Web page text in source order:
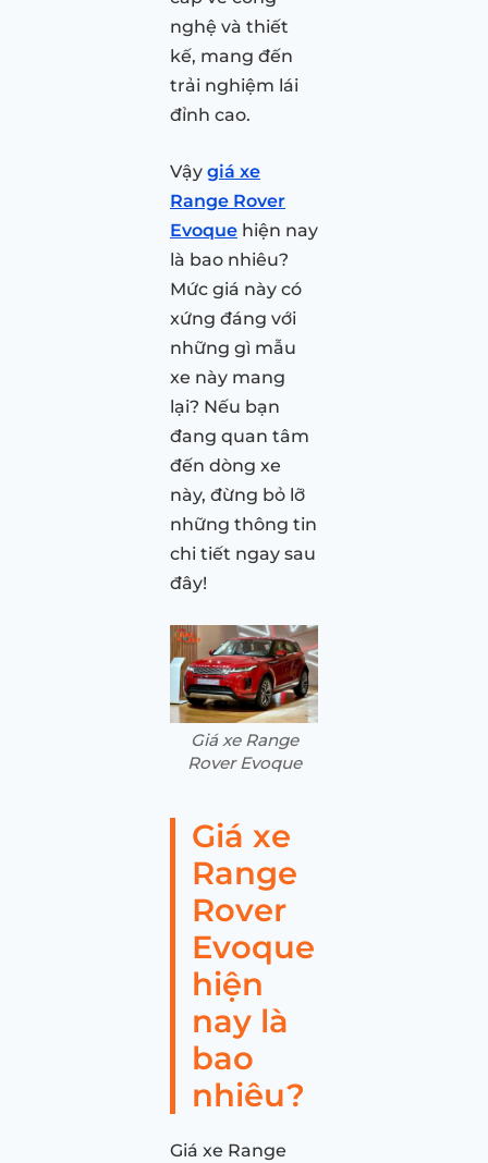
nghệ và thiết
kế, mang đến
trải nghiệm lái
đỉnh cao.
Vậy giá xe
Range Rover
Evoque hiện nay
là bao nhiêu?
Mức giá này có
xứng đáng với
những gì mẫu
xe này mang
lại? Nếu bạn
đang quan tâm
đến dòng xe
này, đừng bỏ lỡ
những thông tin
chi tiết ngay sau
đây!
Giá xe Range
Rover Evoque
Giá xe
Range
Rover
Evoque
hiện
nay là
bao
nhiêu?
Giá xe Range